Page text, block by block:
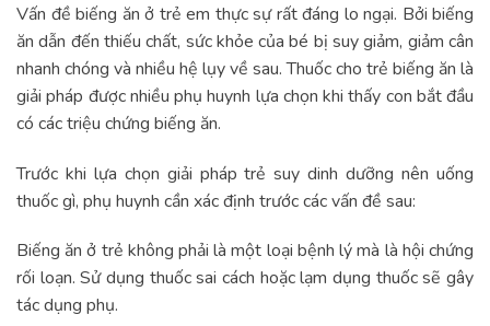
Vấn đề biếng ăn ở trẻ em thực sự rất đáng lo ngại. Bởi biếng
ăn dẫn đến thiếu chất, sức khỏe của bé bị suy giảm, giảm cân
nhanh chóng và nhiều hệ lụy về sau. Thuốc cho trẻ biếng ăn là
giải pháp được nhiều phụ huynh lựa chọn khi thấy con bắt đầu
có các triệu chứng biếng ăn.
Trước khi lựa chọn giải pháp trẻ suy dinh dưỡng nên uống
thuốc gì, phụ huynh cần xác định trước các vấn đề sau:
Biếng ăn ở trẻ không phải là một loại bệnh lý mà là hội chứng
rối loạn. Sử dụng thuốc sai cách hoặc lạm dụng thuốc sẽ gây
tác dụng phụ.